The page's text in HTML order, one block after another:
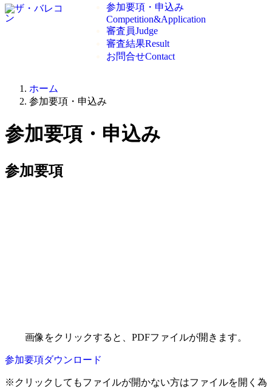
参加要項・申込み
Competition&Application
審査員Judge
審査結果Result
お問合せContact
ホーム
参加要項・申込み
参加要項・申込み
参加要項
画像をクリックすると、PDFファイルが開きます。
参加要項ダウンロード
※クリックしてもファイルが開かない方はファイルを開く為